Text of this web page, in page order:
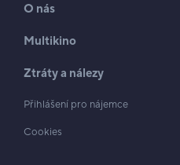
O nás
Multikino
Ztráty a nálezy
Přihlášení pro nájemce
Cookies